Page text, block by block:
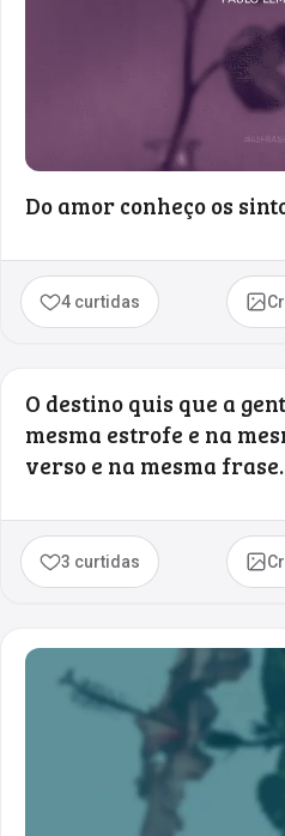
Do amor conheço os
4 curtidas
O destino quis que a
mesma estrofe e na
verso e na mesma frase.
3 curtidas